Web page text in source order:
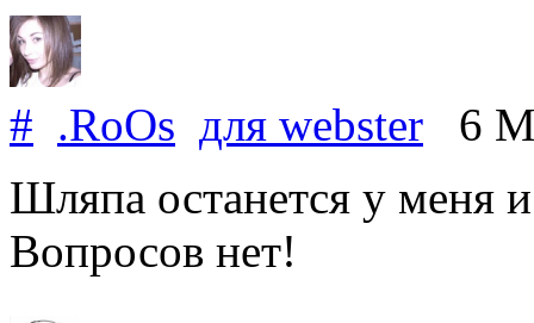
# .RoOs для webster 6
Шляпа останется у меня
Вопросов нет!